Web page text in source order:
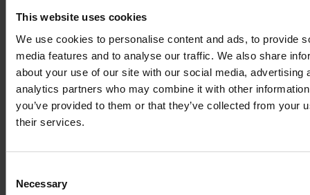
This website uses cookies
We use cookies to personalise content and ads, to provide
media features and to analyse our traffic. We also share
about your use of our site with our social media, advertising
analytics partners who may combine it with other
you’ve provided to them or that they’ve collected from your
their services.
Selection
Necessary
mundo, projetamos, criamos protótipos, testamos e
produzimos soluções inovadoras de embalagens
multimateriais - tudo sob o mesmo teto - para acelerar a
implantação e garantir a qualidade e a consistência nas
cadeias de suprimentos globais.
Serviços integrados de embalagem e logística
A Nefab combina a experiência em embalagens com